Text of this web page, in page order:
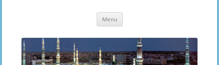
Menu Skip
content